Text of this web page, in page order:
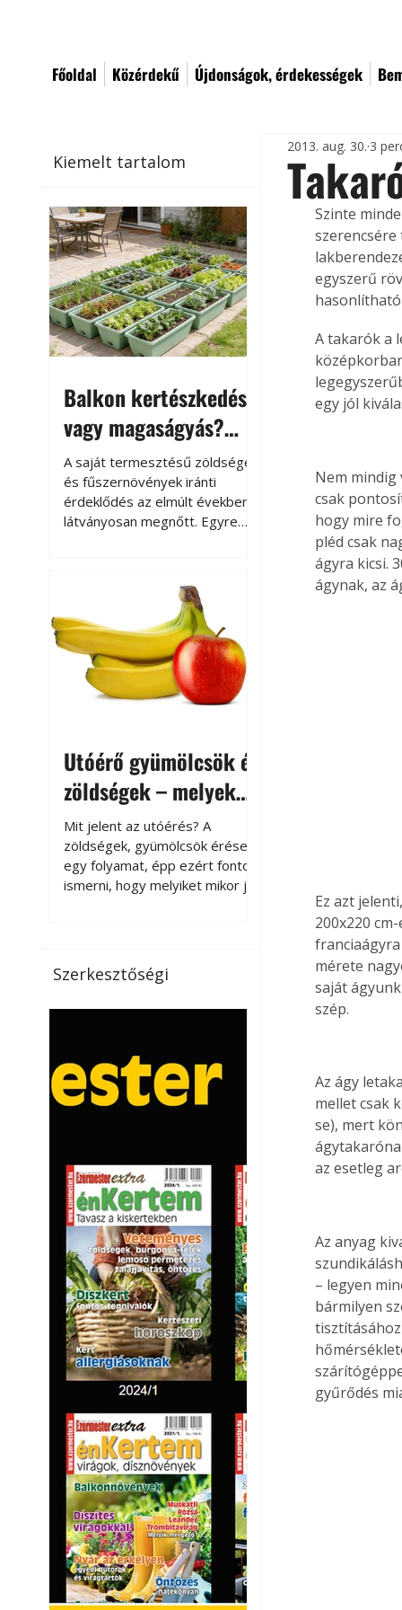
Főoldal Közérdekű Újdonságok, érdekességek
Kiemelt tartalom
Balkon kertészkedés
vagy magaságyás?
Helytakarékos
kertészkedés
A saját termesztésű zöldségek
és fűszernövények iránti
érdeklődés az elmúlt években
látványosan megnőtt. Egyre
kertészkedés sokak számára
kikapcsolódást és feltöltődést
is jelent.
Utóérő gyümölcsök és
zöldségek – melyek
érnek tovább leszedés
után?
Mit jelent az utóérés? A
zöldségek, gyümölcsök érése
egy folyamat, épp ezért fontos
ismerni, hogy melyiket mikor jó
paradicsomot sokszor
gazdasági érettségben, azaz
Utóérik eközben, de nem lesz
olyan ízű, mint amit a saját
kertünkben, biológiai
tárolható h
Szerkesztőségi
2013. aug. 30. 3
Szinte
szerencsére
egyszerű
hasonlítható
A takarók a
egy jól
Nem mindig
csak
hogy mire
pléd csak
ágyra kicsi.
ágynak, az
Ez azt
200x220
mérete
saját
szép.
Az ágy
mellet csak
se), mert
az esetleg
Az anyag
– legyen
bármilyen
gyűrődés